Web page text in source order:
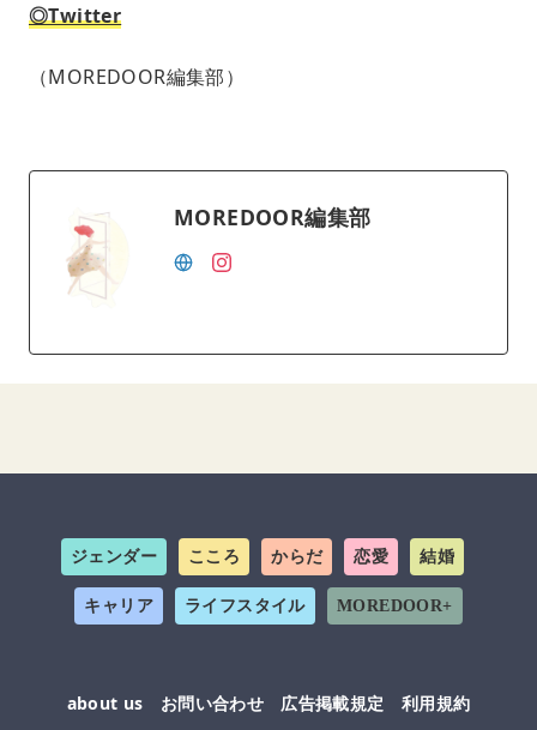
◎Twitter
（MOREDOOR編集部）
MOREDOOR編集部
ジェンダー こころ からだ 恋愛 結婚
キャリア ライフスタイル MOREDOOR+
about us お問い合わせ 広告掲載規定 利用規約